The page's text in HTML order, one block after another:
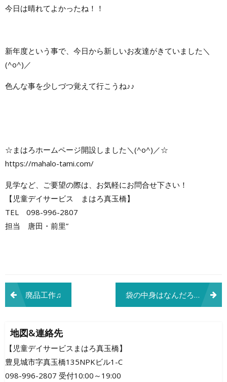
今日は晴れてよかったね！！
新年度という事で、今日から新しいお友達がきていました＼
(^o^)／
色んな事を少しづつ覚えて行こうね♪♪
☆まはろホームページ開設しました＼(^o^)／☆
https://mahalo-tami.com/
見学など、ご要望の際は、お気軽にお問合せ下さい！
【児童デイサービス まはろ真玉橋】
TEL 098-996-2807
担当 唐田・前里”
投
稿
ナ
ビ
ゲ
廃品工作♫ 袋の中身はなんだろうな？
地図&連絡先
【児童デイサービスまはろ真玉橋】
豊見城市字真玉橋135NPKビル1-C
098-996-2807 受付10:00～19:00